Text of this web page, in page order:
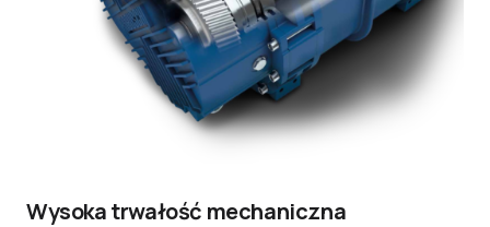
Wysoka trwałość mechaniczna